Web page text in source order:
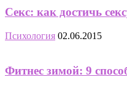
Секс: как достичь
Психология 02.06.2015
Фитнес зимой: 9